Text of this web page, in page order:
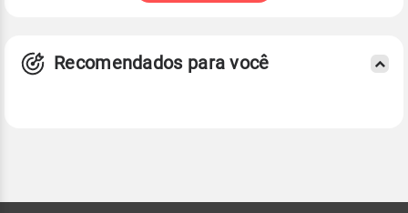
Recomendados para você